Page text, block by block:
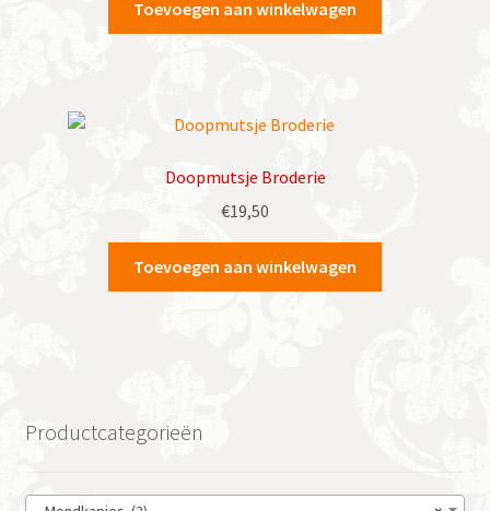
Toevoegen aan winkelwagen
Doopmutsje Broderie
€19,50
Toevoegen aan winkelwagen
Productcategorieën